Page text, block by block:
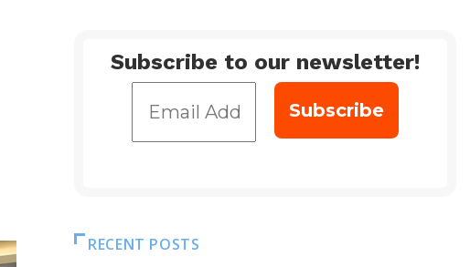
Subscribe to our newsletter!
RECENT POSTS